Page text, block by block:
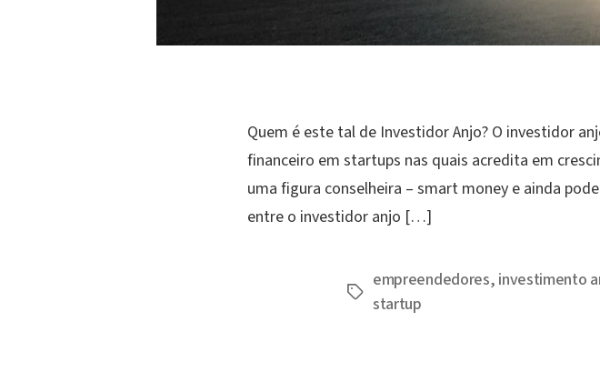
Quem é este tal de Investidor Anjo? O investidor
financeiro em startups nas quais acredita em
uma figura conselheira – smart money e ainda
entre o investidor anjo […]
Tags
empreendedores, investimento
startup